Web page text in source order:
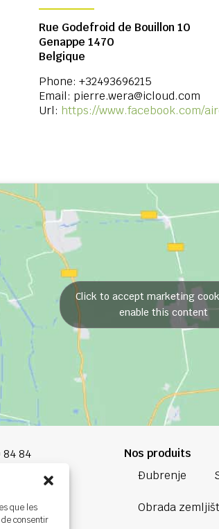
que les
consentir
Rue Godefroid de Bouillon 10
Genappe 1470
Belgique
Phone: +32493696215
Email: pierre.wera@icloud.com
Url: https://www.facebook.com/
Click to accept marketing
enable this content
84 84
Nos produits
Đubrenje
Obrada